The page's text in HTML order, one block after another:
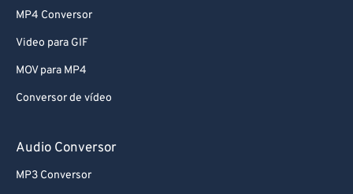
MP4 Conversor
Video para GIF
MOV para MP4
Conversor de vídeo
Audio Conversor
MP3 Conversor